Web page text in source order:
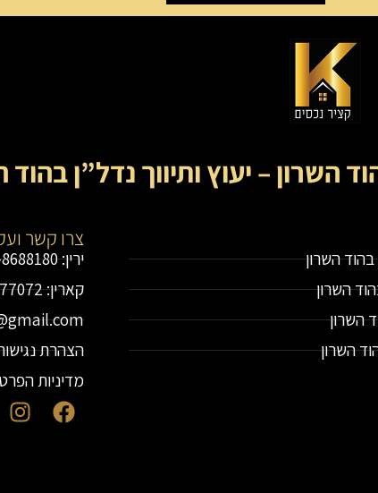
השרון – יעוץ ותיווך נדל”ן בהוד
השרון
השרון
השרון
השרון
צרו קשר
ירין: 050-8688180
קארין: 052-6377072
הצהרת
מדיניות